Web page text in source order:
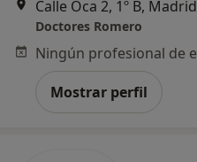
Calle Oca 2, 1º B, Madrid
Doctores Romero
Mostrar perfil